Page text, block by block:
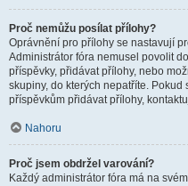
Proč nemůžu posílat přílohy?
Oprávnění pro přílohy se nastavují
Administrátor fóra nemusel povolit
příspěvky, přidávat přílohy, nebo
skupiny, do kterých nepatříte.
příspěvkům přidávat přílohy,
Nahoru
Proč jsem obdržel varování?
Každý administrátor fóra má na